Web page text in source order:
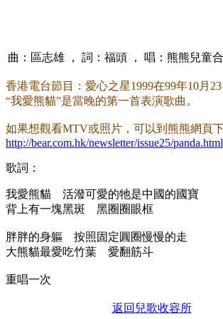
曲：區志雄 ， 詞：福頭 ， 唱：熊熊兒童
香港電台節目：愛心之星1999在99年10月
“我愛熊貓”是當晚的第一首表演歌曲。
如果想觀看MTV或照片，可以到熊熊網頁下
http://bear.com.hk/newsletter/issue25/panda.html
歌詞：
我愛熊貓 活潑可愛的牠是中國的國寶
背上有一塊黑斑 黑圈圈眼框
胖胖的身軀 按照固定圓圈慢慢的走
大熊貓最愛吃竹葉 愛翻筋斗
重唱一次
返回兒歌收容所